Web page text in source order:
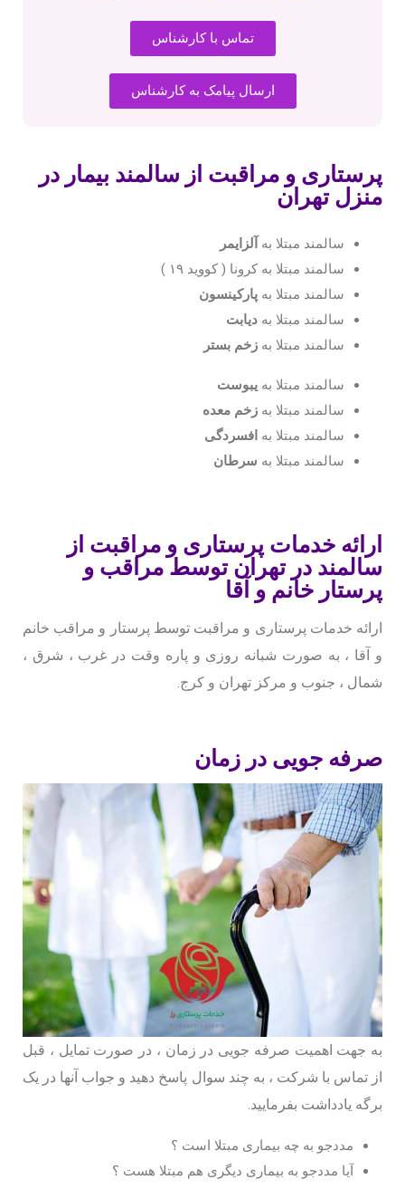
تماس با کارشناس
ارسال پیامک به کارشناس
پرستاری و مراقبت از سالمند بیمار در
منزل تهران
سالمند مبتلا به آلزایمر
سالمند مبتلا به کرونا ( کووید ۱۹ )
سالمند مبتلا به پارکینسون
سالمند مبتلا به دیابت
سالمند مبتلا به زخم بستر
سالمند مبتلا به یبوست
سالمند مبتلا به زخم معده
سالمند مبتلا به افسردگی
سالمند مبتلا به سرطان
ارائه خدمات پرستاری و مراقبت از
سالمند در تهران توسط مراقب و
پرستار خانم و آقا
ارائه خدمات پرستاری و مراقبت توسط پرستار و مراقب خانم
و آقا ، به صورت شبانه روزی و پاره وقت در غرب ، شرق ،
شمال ، جنوب و مرکز تهران و کرج.
صرفه جویی در زمان
به جهت اهمیت صرفه جویی در زمان ، در صورت تمایل ، قبل
از تماس با شرکت ، به چند سوال پاسخ دهید و جواب آنها در یک
برگه یادداشت بفرمایید.
مددجو به چه بیماری مبتلا است ؟
آیا مددجو به بیماری دیگری هم مبتلا هست ؟